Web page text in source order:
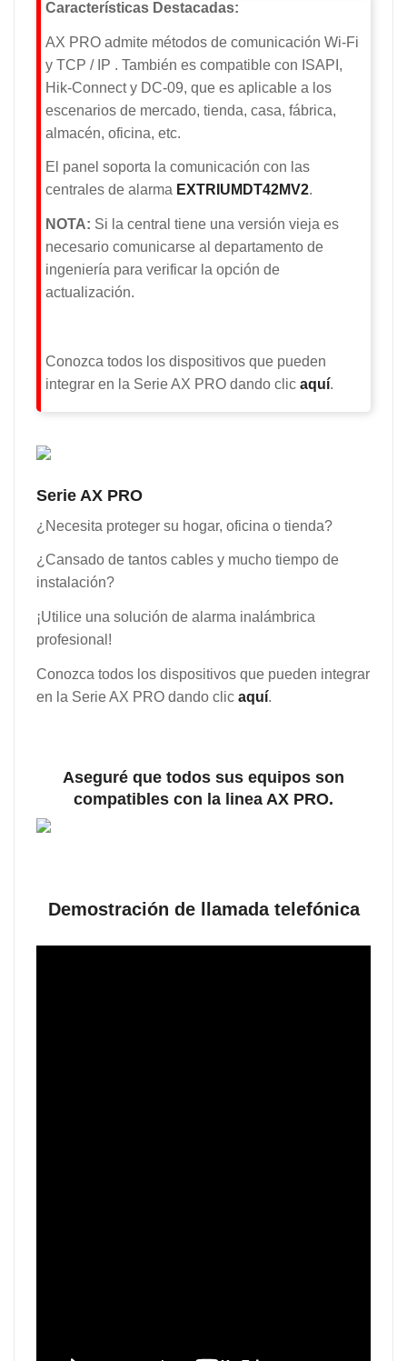
Características Destacadas:
AX PRO admite métodos de comunicación Wi-Fi
y TCP / IP . También es compatible con ISAPI,
Hik-Connect y DC-09, que es aplicable a los
escenarios de mercado, tienda, casa, fábrica,
almacén, oficina, etc.
El panel soporta la comunicación con las
centrales de alarma EXTRIUMDT42MV2.
NOTA: Si la central tiene una versión vieja es
necesario comunicarse al departamento de
ingeniería para verificar la opción de
actualización.
Conozca todos los dispositivos que pueden
integrar en la Serie AX PRO dando clic aquí.
Serie AX PRO
¿Necesita proteger su hogar, oficina o tienda?
¿Cansado de tantos cables y mucho tiempo de
instalación?
¡Utilice una solución de alarma inalámbrica
profesional!
Conozca todos los dispositivos que pueden integrar
en la Serie AX PRO dando clic aquí.
Aseguré que todos sus equipos son
compatibles con la linea AX PRO.
Demostración de llamada telefónica